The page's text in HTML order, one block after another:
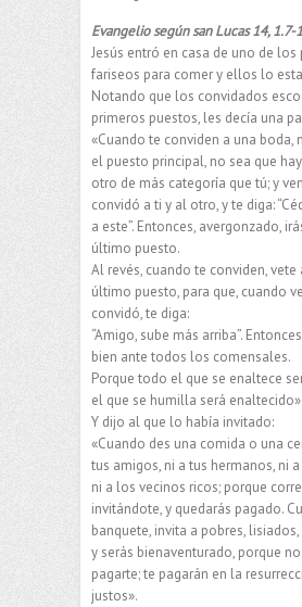
Evangeliosegún san Lucas 14, 1.7-
Jesús entró en casa de uno de los
fariseos para comer y ellos lo
Notando que los convidados
primeros puestos, les decía una
«Cuando te conviden a una boda,
el puesto principal, no sea que
otro de más categoría que tú; y
convidó a ti y al otro, y te diga:
a este”. Entonces, avergonzado,
último puesto.
Al revés, cuando te conviden,
último puesto, para que, cuando
convidó, te diga:
“Amigo, sube más arriba”.
bien ante todos los comensales.
Porque todo el que se enaltece
el que se humilla será enaltecido».
Y dijo al que lo había invitado:
«Cuando des una comida o una
tus amigos, ni a tus hermanos, ni
ni a los vecinos ricos; porque
invitándote, y quedarás pagado.
banquete, invita a pobres,
y serás bienaventurado, porque
pagarte; te pagarán en la
justos».